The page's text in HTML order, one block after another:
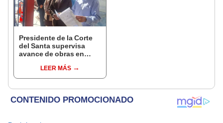
Presidente de la Corte
del Santa supervisa
avance de obras en
LEER MÁS